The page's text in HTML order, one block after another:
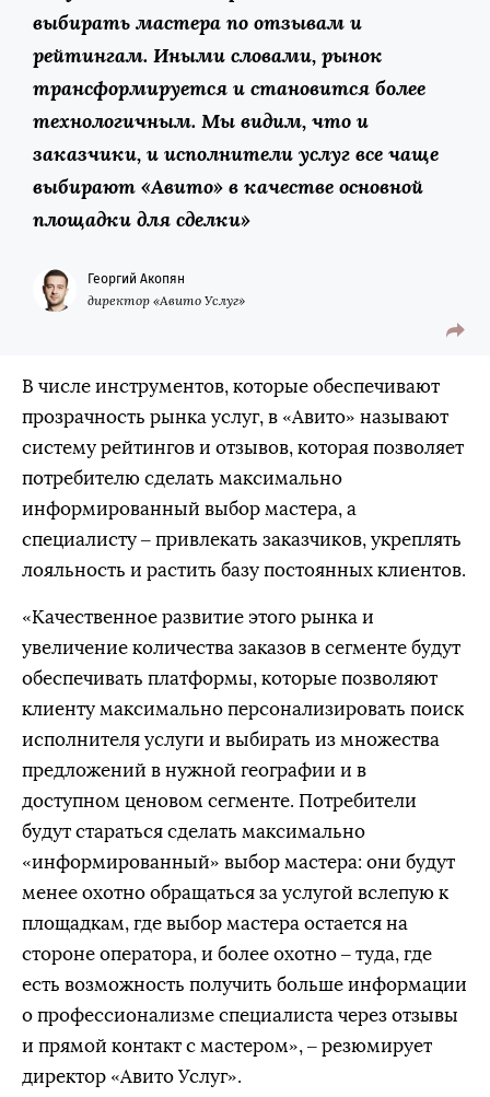
выбирать мастера по отзывам и
рейтингам. Иными словами, рынок
трансформируется и становится более
технологичным. Мы видим, что и
заказчики, и исполнители услуг все чаще
выбирают «Авито» в качестве основной
площадки для сделки»
Георгий Акопян
директор «Авито Услуг»
В числе инструментов, которые обеспечивают
прозрачность рынка услуг, в «Авито» называют
систему рейтингов и отзывов, которая позволяет
потребителю сделать максимально
информированный выбор мастера, а
специалисту – привлекать заказчиков, укреплять
лояльность и растить базу постоянных клиентов.
«Качественное развитие этого рынка и
увеличение количества заказов в сегменте будут
обеспечивать платформы, которые позволяют
клиенту максимально персонализировать поиск
исполнителя услуги и выбирать из множества
предложений в нужной географии и в
доступном ценовом сегменте. Потребители
будут стараться сделать максимально
«информированный» выбор мастера: они будут
менее охотно обращаться за услугой вслепую к
площадкам, где выбор мастера остается на
стороне оператора, и более охотно – туда, где
есть возможность получить больше информации
о профессионализме специалиста через отзывы
и прямой контакт с мастером», – резюмирует
директор «Авито Услуг».